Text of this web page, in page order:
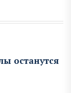
останутся